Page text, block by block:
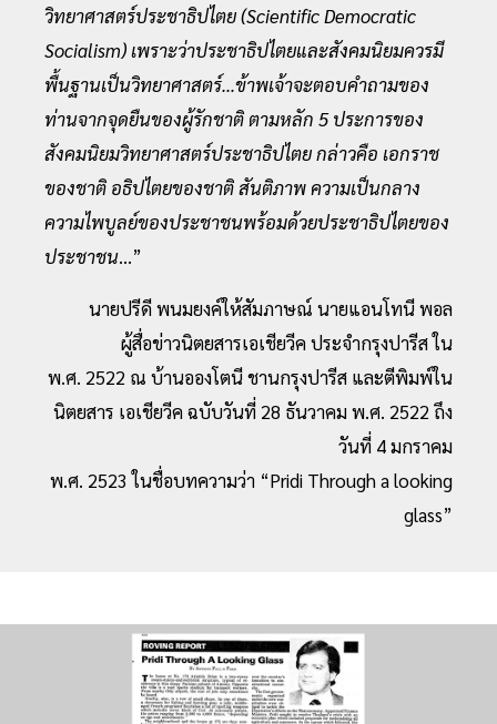
วิทยาศาสตร์ประชาธิปไตย (Scientific Democratic
Socialism) เพราะว่าประชาธิปไตยและสังคมนิยมควรมี
พื้นฐานเป็นวิทยาศาสตร์...ข้าพเจ้าจะตอบคำถามของ
ท่านจากจุดยืนของผู้รักชาติ ตามหลัก 5 ประการของ
สังคมนิยมวิทยาศาสตร์ประชาธิปไตย กล่าวคือ เอกราช
ของชาติ อธิปไตยของชาติ สันติภาพ ความเป็นกลาง
ความไพบูลย์ของประชาชนพร้อมด้วยประชาธิปไตยของ
ประชาชน...”
นายปรีดี พนมยงค์ให้สัมภาษณ์ นายแอนโทนี พอล
ผู้สื่อข่าวนิตยสารเอเชียวีค ประจำกรุงปารีส ใน
พ.ศ. 2522 ณ บ้านอองโตนี ชานกรุงปารีส และตีพิมพ์ใน
นิตยสาร เอเชียวีค ฉบับวันที่ 28 ธันวาคม พ.ศ. 2522 ถึง
วันที่ 4 มกราคม
พ.ศ. 2523 ในชื่อบทความว่า “Pridi Through a looking
glass”